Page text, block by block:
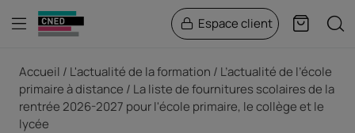
Menu Espace client Panier
Accueil L'actualité de la formation
L’actualité de l’école
primaire à distance
La liste de fournitures scolaires de la
rentrée 2026-2027 pour l'école primaire, le collège et le
lycée